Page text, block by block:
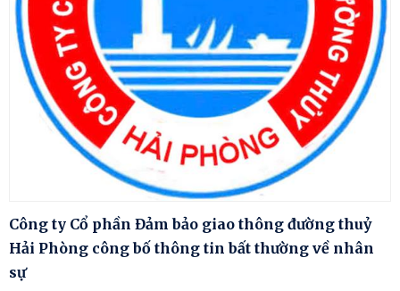
Công ty Cổ phần Đảm bảo giao thông đường thuỷ
Hải Phòng công bố thông tin bất thường về nhân
sự